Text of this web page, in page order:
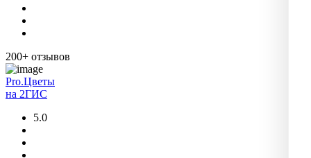
200+ отзывов
Pro.Цветы
на 2ГИС
5.0